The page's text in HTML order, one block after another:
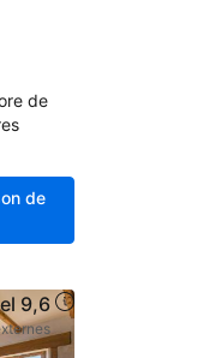
de
de
9,6